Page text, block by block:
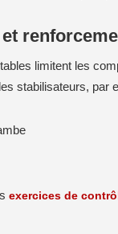
limitent les
stabilisateurs, par
exercices de